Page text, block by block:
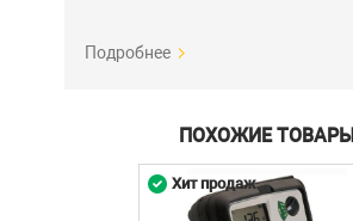
Подробнее
ПОХОЖИЕ ТОВАРЫ
Хит продаж